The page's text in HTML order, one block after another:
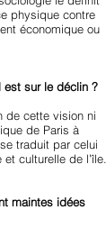
physique contre
économique ou
est sur le déclin ?
de cette vision ni
de Paris à
traduit par celui
culturelle de l’île.
maintes idées